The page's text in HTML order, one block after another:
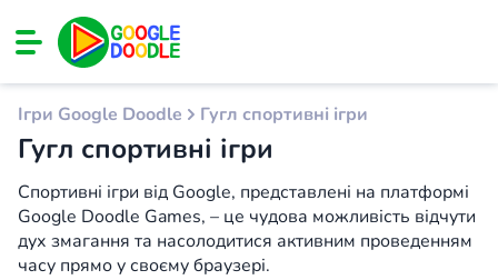
Ігри Google Doodle Гугл спортивні ігри
Гугл спортивні ігри
Спортивні ігри від Google, представлені на платформі
Google Doodle Games, – це чудова можливість відчути
дух змагання та насолодитися активним проведенням
часу прямо у своєму браузері.